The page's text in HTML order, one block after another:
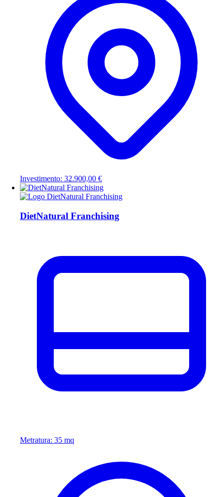
Investimento: 32.900,00 €
DietNatural Franchising
Metratura: 35 mq